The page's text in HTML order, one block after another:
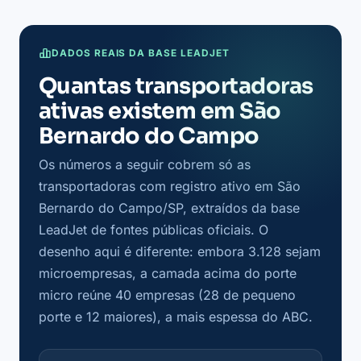
DADOS REAIS DA BASE LEADJET
Quantas transportadoras
ativas existem em São
Bernardo do Campo
Os números a seguir cobrem só as
transportadoras com registro ativo em São
Bernardo do Campo/SP, extraídos da base
LeadJet de fontes públicas oficiais. O
desenho aqui é diferente: embora 3.128 sejam
microempresas, a camada acima do porte
micro reúne 40 empresas (28 de pequeno
porte e 12 maiores), a mais espessa do ABC.